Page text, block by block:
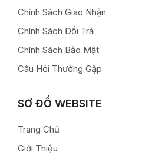
Chính Sách Giao Nhận
Chính Sách Đổi Trả
Chính Sách Bảo Mật
Câu Hỏi Thường Gặp
SƠ ĐỒ WEBSITE
Trang Chủ
Giới Thiệu